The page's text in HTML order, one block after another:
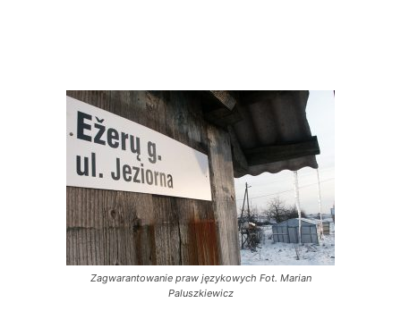
Zagwarantowanie praw językowych Fot. Marian
Paluszkiewicz